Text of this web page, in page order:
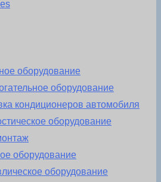
оборудование
оборудование
кондиционеров автомобиля
оборудование
оборудование
оборудование